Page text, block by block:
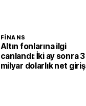
FINANS
Altın fonlarına ilgi
canlandı: İki ay sonra 3
milyar dolarlık net giriş